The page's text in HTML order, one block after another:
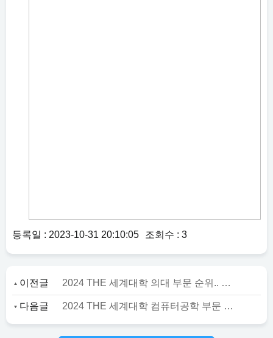
등록일 : 2023-10-31 20:10:05 조회수 : 3
이전글 2024 THE 세계대학 의대 부문 순위.. 연대 세계43위 ‘톱’ 서울대 성대 고대 경희대 톱5
다음글 2024 THE 세계대학 컴퓨터공학 부문 순위.. KAIST 서울대 연대 고대 성대 톱5